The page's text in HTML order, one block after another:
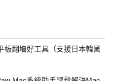
板翻墻好工具（支援日本韓國